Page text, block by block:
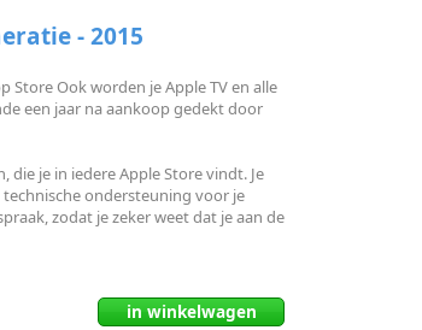
- 2015
Store Ook worden je Apple TV en alle
een jaar na aankoop gedekt door
die je in iedere Apple Store vindt. Je
ondersteuning voor je
zodat je zeker weet dat je aan de
in winkelwagen